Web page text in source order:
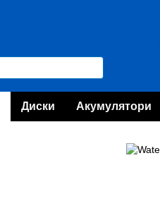
Диски Акумулятори